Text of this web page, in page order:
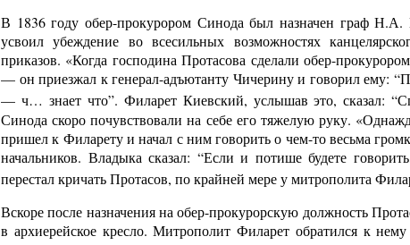
В 1836 году обер-прокурором Синода был назначен граф Н.А.
усвоил убеждение во всесильных возможностях
приказов. «Когда господина Протасова сделали обер-
— он приезжал к генерал-адъютанту Чичерину и говорил ему:
— ч… знает что”. Филарет Киевский, услышав это, сказал:
Синода скоро почувствовали на себе его тяжелую руку.
пришел к Филарету и начал с ним говорить о чем-то весьма
начальников. Владыка сказал: “Если и потише будете
перестал кричать Протасов, по крайней мере у митрополита
Вскоре после назначения на обер-прокурорскую должность
в архиерейское кресло. Митрополит Филарет обратился к